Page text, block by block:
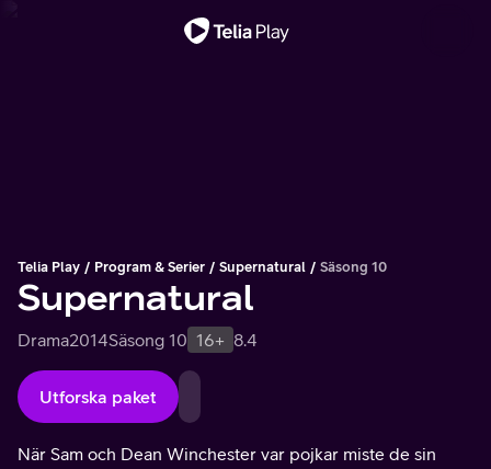
Telia Play Program & Serier Supernatural Säsong 10
Supernatural
Drama2014Säsong 10 16+ 8.4
Utforska paket
När Sam och Dean Winchester var pojkar miste de sin